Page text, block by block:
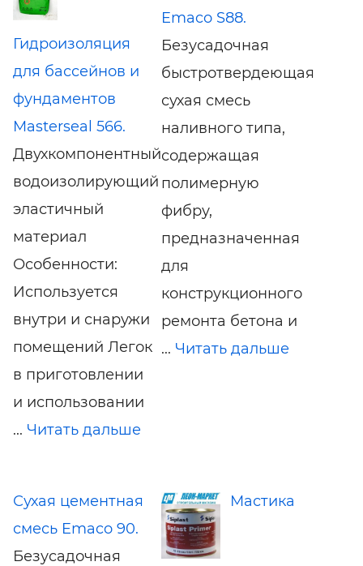
Гидроизоляция
для бассейнов и
фундаментов
Masterseal 566.
Двухкомпонентный
водоизолирующий
эластичный
материал
Особенности:
Используется
внутри и снаружи
помещений Легок
в приготовлении
и использовании
... Читать дальше
Emaco S88.
Безусадочная
быстротвердеющая
сухая смесь
наливного типа,
содержащая
полимерную
фибру,
предназначенная
для
конструкционного
ремонта бетона и
... Читать дальше
Сухая цементная
смесь Emaco 90.
Безусадочная
Мастика